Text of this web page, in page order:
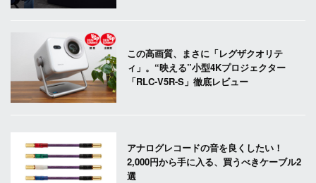
この高画質、まさに「レグザクオリテ
ィ」。“映える”小型4Kプロジェクター
「RLC-V5R-S」徹底レビュー
アナログレコードの音を良くしたい！
2,000円から手に入る、買うべきケーブル2
選